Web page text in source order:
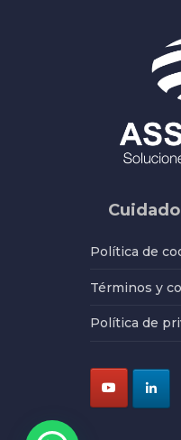
Política de
Términos y
Política de